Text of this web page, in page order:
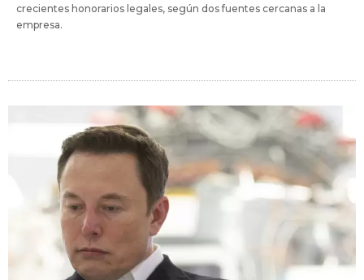
crecientes honorarios legales, según dos fuentes cercanas a la
empresa.